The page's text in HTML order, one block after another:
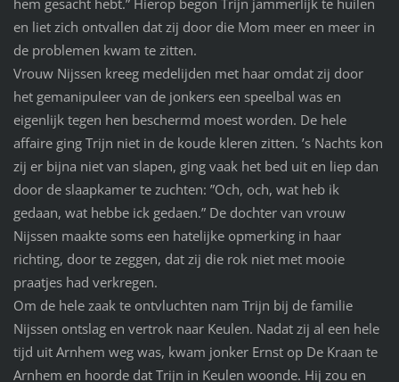
hem gesacht hebt.” Hierop begon Trijn jammerlijk te huilen
en liet zich ontvallen dat zij door die Mom meer en meer in
de problemen kwam te zitten.
Vrouw Nijssen kreeg medelijden met haar omdat zij door
het gemanipuleer van de jonkers een speelbal was en
eigenlijk tegen hen beschermd moest worden. De hele
affaire ging Trijn niet in de koude kleren zitten. ’s Nachts kon
zij er bijna niet van slapen, ging vaak het bed uit en liep dan
door de slaapkamer te zuchten: ”Och, och, wat heb ik
gedaan, wat hebbe ick gedaen.” De dochter van vrouw
Nijssen maakte soms een hatelijke opmerking in haar
richting, door te zeggen, dat zij die rok niet met mooie
praatjes had verkregen.
Om de hele zaak te ontvluchten nam Trijn bij de familie
Nijssen ontslag en vertrok naar Keulen. Nadat zij al een hele
tijd uit Arnhem weg was, kwam jonker Ernst op De Kraan te
Arnhem en hoorde dat Trijn in Keulen woonde. Hij zou en